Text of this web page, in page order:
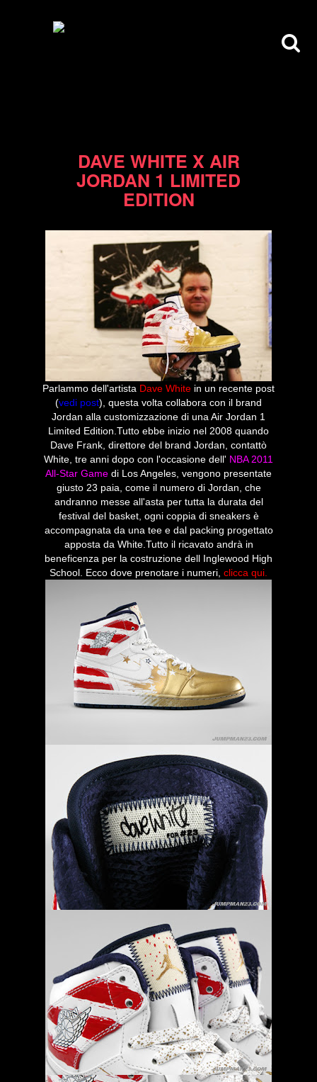
DAVE WHITE X AIR
JORDAN 1 LIMITED
EDITION
Parlammo dell'artista Dave White in un recente post
(vedi post), questa volta collabora con il brand
Jordan alla customizzazione di una Air Jordan 1
Limited Edition.Tutto ebbe inizio nel 2008 quando
Dave Frank, direttore del brand Jordan, contattò
White, tre anni dopo con l'occasione dell' NBA 2011
All-Star Game di Los Angeles, vengono presentate
giusto 23 paia, come il numero di Jordan, che
andranno messe all'asta per tutta la durata del
festival del basket, ogni coppia di sneakers è
accompagnata da una tee e dal packing progettato
apposta da White.Tutto il ricavato andrà in
beneficenza per la costruzione dell Inglewood High
School. Ecco dove prenotare i numeri, clicca qui.